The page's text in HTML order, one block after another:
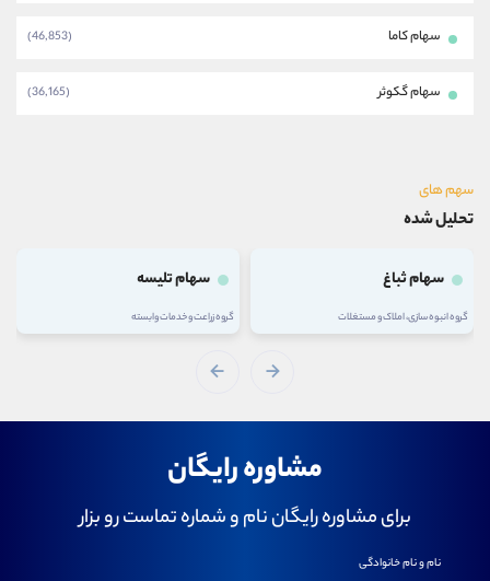
سهام کاما (46,853)
سهام گکوثر (36,165)
سهم های
تحلیل شده
سهام ثباغ
گروه انبوه سازی، املاک و مستغلات
سهام تلیسه
گروه زراعت و خدمات وابسته
مشاوره رایگان
برای مشاوره رایگان نام و شماره تماست رو بزار
نام و نام خانوادگی